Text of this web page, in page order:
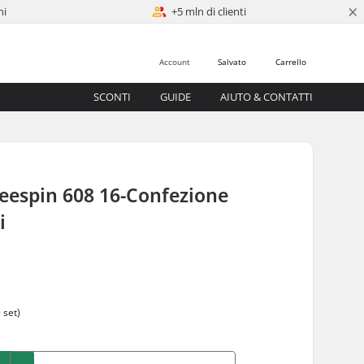
+5 mln di clienti ×
Carrello
Salvato
Account
SCONTI GUIDE AIUTO & CONTATTI
608 16-Confezione
set)